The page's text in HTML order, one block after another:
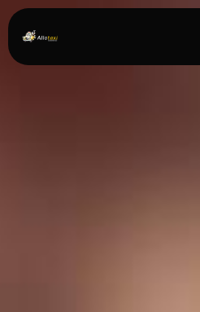
Panneau de gestion des cookies